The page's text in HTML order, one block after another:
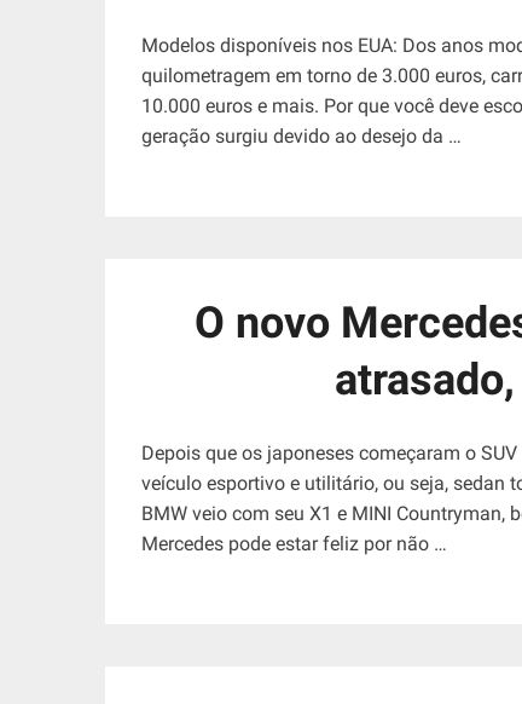
Modelos disponíveis nos EUA: Dos anos
quilometragem em torno de 3.000 euros,
10.000 euros e mais. Por que você deve
geração surgiu devido ao desejo da …
O novo
Depois que os japoneses começaram o
veículo esportivo e utilitário, ou seja, sedan
BMW veio com seu X1 e MINI Countryman,
Mercedes pode estar feliz por não …